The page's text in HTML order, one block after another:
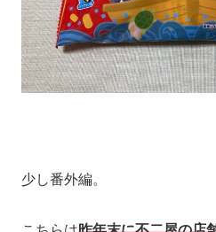
少し番外編。